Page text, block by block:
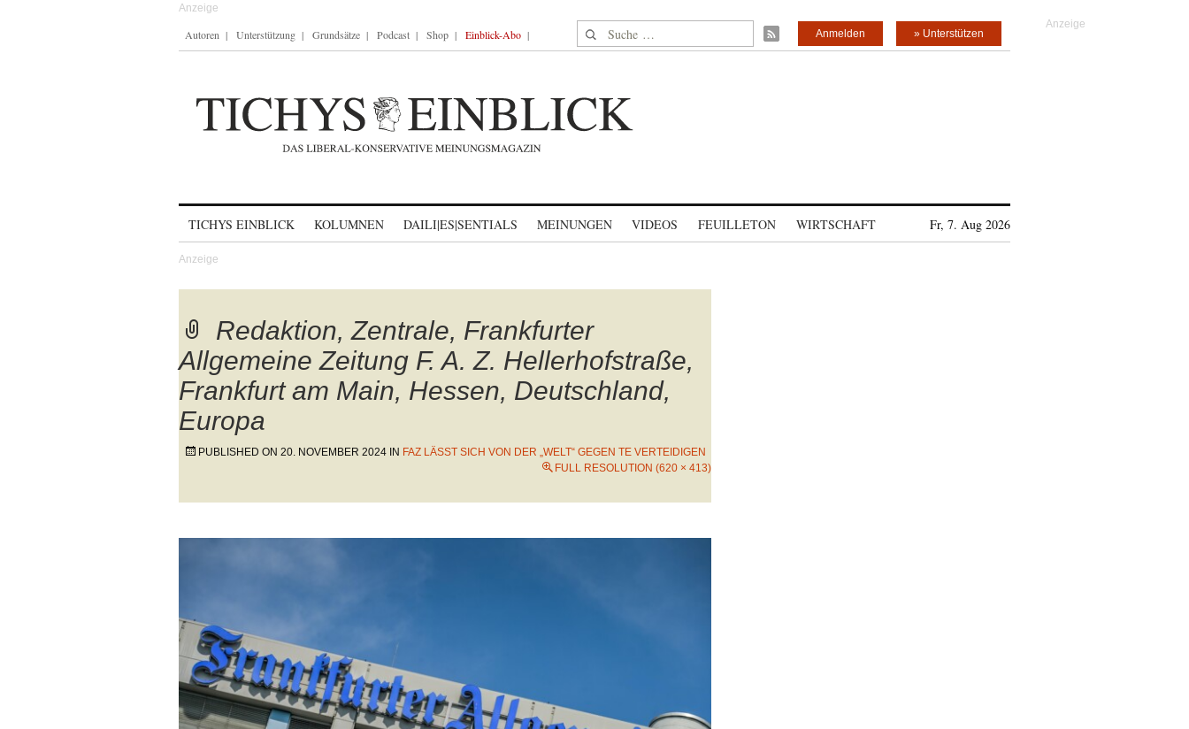
Autoren Unterstützung Grundsätze Podcast Shop Einblick-Abo Suche nach: » Unterstützen
Anmelden
TICHYS EINBLICK KOLUMNEN DAILI|ES|SENTIALS MEINUNGEN VIDEOS FEUILLETON WIRTSCHAFT Fr, 7. Aug 2026
Redaktion, Zentrale, Frankfurter
Allgemeine Zeitung F. A. Z. Hellerhofstraße,
Frankfurt am Main, Hessen, Deutschland,
Europa
PUBLISHED ON 20. NOVEMBER 2024 IN FAZ LÄSST SICH VON DER „WELT“ GEGEN TE VERTEIDIGEN
FULL RESOLUTION (620 × 413)